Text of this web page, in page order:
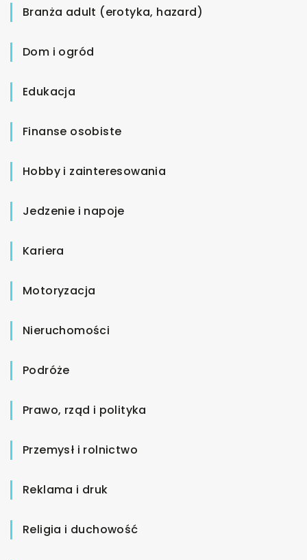
Branża adult (erotyka, hazard)
Dom i ogród
Edukacja
Finanse osobiste
Hobby i zainteresowania
Jedzenie i napoje
Kariera
Motoryzacja
Nieruchomości
Podróże
Prawo, rząd i polityka
Przemysł i rolnictwo
Reklama i druk
Religia i duchowość